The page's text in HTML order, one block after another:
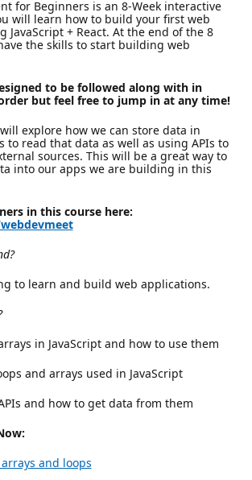
for Beginners is an 8-Week interactive
will learn how to build your first web
JavaScript + React. At the end of the 8
the skills to start building web
to be followed along with in
but feel free to jump in at any time!
explore how we can store data in
to read that data as well as using APIs to
sources. This will be a great way to
into our apps we are building in this
in this course here:
to learn and build web applications.
in JavaScript and how to use them
and arrays used in JavaScript
and how to get data from them
arrays and loops